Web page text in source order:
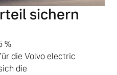
sichern
%
die Volvo electric
die